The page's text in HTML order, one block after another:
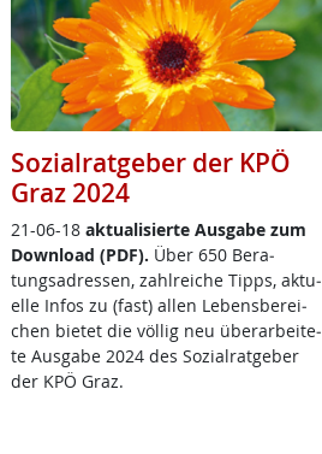
Sozialratgeber der KPÖ
Graz 2024
21-06-18 ak­tua­li­sier­te Aus­ga­be zum
Down­load (PDF). Über 650 Be­ra­
tungsadres­sen, zahl­rei­che Tipps, ak­tu­
el­le In­fos zu (fast) al­len Le­bens­be­rei­
chen bie­tet die völ­lig neu über­ar­bei­te­
te Aus­ga­be 2024 des So­zial­rat­ge­ber
der KPÖ Graz.